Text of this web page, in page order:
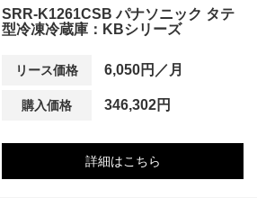
SRR-K1261CSB パナソニック タテ
型冷凍冷蔵庫：KBシリーズ
リース価格 6,050円／月
購入価格 346,302円
詳細はこちら